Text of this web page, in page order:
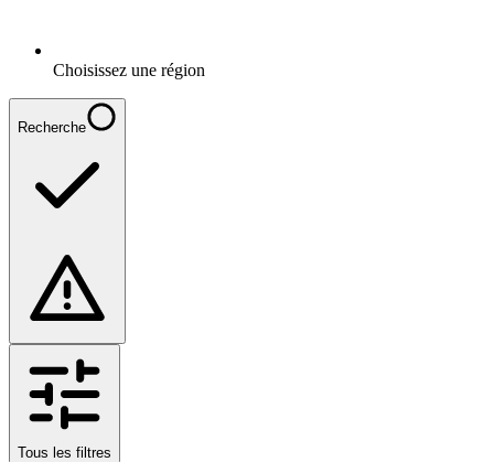
Choisissez une région
Recherche
Tous les filtres